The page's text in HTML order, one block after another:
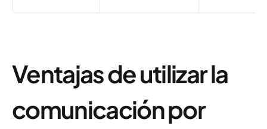
Ventajas de utilizar la
comunicación por